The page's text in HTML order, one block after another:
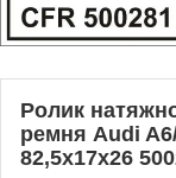
Ролик
ремня Audi
82,5x17x26